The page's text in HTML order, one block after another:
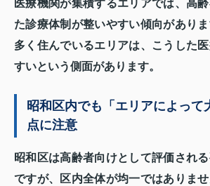
医療機関が集積するエリアでは、高
た診療体制が整いやすい傾向があり
多く住んでいるエリアは、こうした
すいという側面があります。
昭和区内でも「エリアによって
点に注意
昭和区は高齢者向けとして評価され
ですが、区内全体が均一ではありま